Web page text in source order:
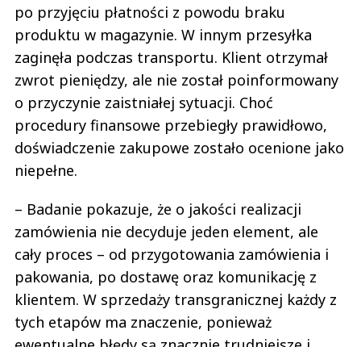
po przyjęciu płatności z powodu braku
produktu w magazynie. W innym przesyłka
zaginęła podczas transportu. Klient otrzymał
zwrot pieniędzy, ale nie został poinformowany
o przyczynie zaistniałej sytuacji. Choć
procedury finansowe przebiegły prawidłowo,
doświadczenie zakupowe zostało ocenione jako
niepełne.
– Badanie pokazuje, że o jakości realizacji
zamówienia nie decyduje jeden element, ale
cały proces – od przygotowania zamówienia i
pakowania, po dostawę oraz komunikację z
klientem. W sprzedaży transgranicznej każdy z
tych etapów ma znaczenie, ponieważ